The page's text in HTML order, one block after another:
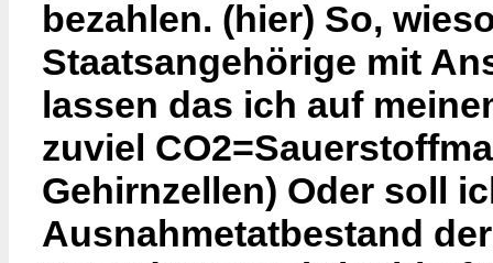
bezahlen. (hier) So,
Staatsangehörige mit
lassen das ich auf
zuviel
Gehirnzellen) Oder soll
Ausnahmetatbestand der